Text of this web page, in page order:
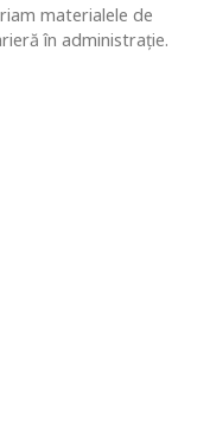
materialele de
în administrație.